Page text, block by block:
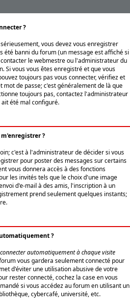
?
vous devez vous enregistrer
été banni du forum (un message est affiché si
contacter le webmestre ou l'administrateur du
Si vous vous êtes enregistré et que vous
toujours pas vous connecter, vérifiez et
de passe; c'est généralement de là que
toujours pas, contactez l'administrateur
été mal configuré.
?
c'est à l'administrateur de décider si vous
pour poster des messages sur certains
vous donnera accès à des fonctions
les invités tels que le choix d'une image
d'e-mail à des amis, l'inscription à un
prend seulement quelques instants;
?
connecter automatiquement à chaque visite
vous gardera seulement connecté pour
d'éviter une utilisation abusive de votre
rester connecté, cochez la case en vous
si vous accédez au forum en utilisant un
cybercafé, université, etc.